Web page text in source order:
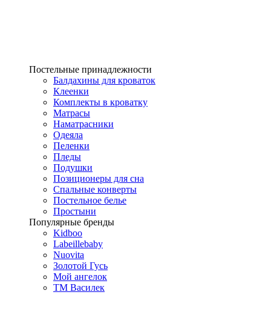
Постельные принадлежности
Балдахины для кроваток
Клеенки
Комплекты в кроватку
Матрасы
Наматрасники
Одеяла
Пеленки
Пледы
Подушки
Позиционеры для сна
Спальные конверты
Постельное белье
Простыни
Популярные бренды
Kidboo
Labeillebaby
Nuovita
Золотой Гусь
Мой ангелок
ТМ Василек